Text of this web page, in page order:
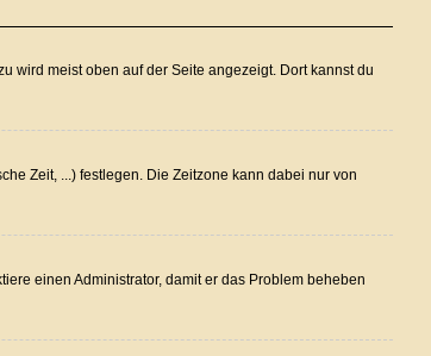
wird meist oben auf der Seite angezeigt. Dort kannst du
Zeit, ...) festlegen. Die Zeitzone kann dabei nur von
einen Administrator, damit er das Problem beheben